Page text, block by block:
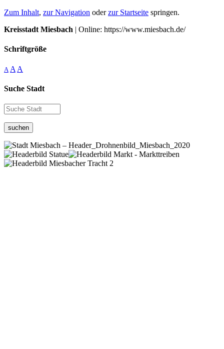
Zum Inhalt, zur Navigation oderzur Startseite springen.
Kreisstadt Miesbach | Online: https://www.miesbach.de/
Schriftgröße
A A A
Suche Stadt
suchen